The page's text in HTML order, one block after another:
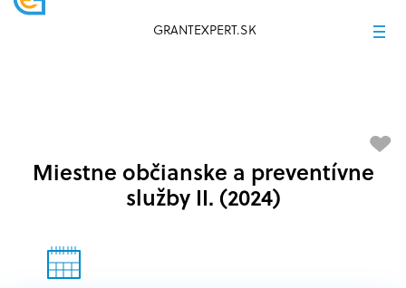
GRANTEXPERT.SK
Miestne občianske a preventívne
služby II. (2024)